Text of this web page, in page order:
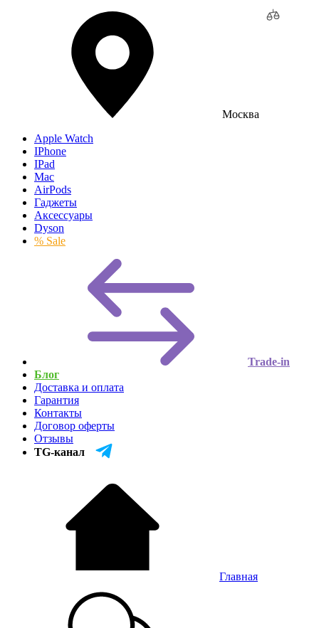
Москва
Apple Watch
IPhone
IPad
Mac
AirPods
Гаджеты
Аксессуары
Dyson
% Sale
Trade-in
Блог
Доставка и оплата
Гарантия
Контакты
Договор оферты
Отзывы
TG-канал
Главная